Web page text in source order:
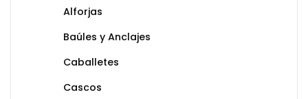
Alforjas
Baúles y Anclajes
Caballetes
Cascos